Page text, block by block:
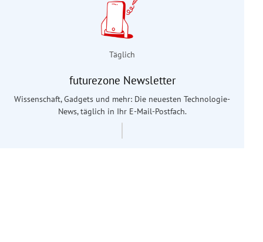
Täglich
futurezone Newsletter
Wissenschaft, Gadgets und mehr: Die neuesten Technologie-
News, täglich in Ihr E-Mail-Postfach.